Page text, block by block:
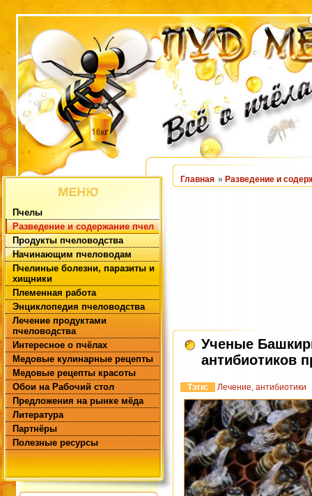
Пчелы
Разведение и содержание пчел
Продукты пчеловодства
Начинающим пчеловодам
Пчелиные болезни, паразиты и
хищники
Племенная работа
Энциклопедия пчеловодства
Лечение продуктами
пчеловодства
Интересное о пчёлах
Медовые кулинарные рецепты
Медовые рецепты красоты
Обои на Рабочий стол
Предложения на рынке мёда
Литература
Партнёры
Полезные ресурсы
Главная » Разведение и
Ученые
антибиотиков
Тэги: Лечение, антибиотики